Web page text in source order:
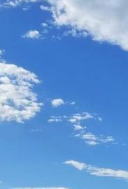
verkennen
waarde hecht
haar mensen.
alleen
ook ten